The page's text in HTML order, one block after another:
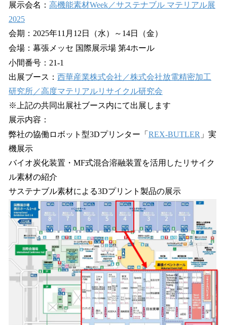
展示会名： 高機能素材Week／サステナブル マテリアル展
2025
会期：2025年11月12日（水）～14日（金）
会場：幕張メッセ 国際展示場 第4ホール
小間番号：21-1
出展ブース： 西華産業株式会社／株式会社放電精密加工
研究所／高度マテリアルリサイクル研究会
※上記の共同出展社ブース内にて出展します
展示内容：
弊社の協働ロボット型3Dプリンター「 REX-BUTLER 」実
機展示
バイオ炭化装置・MF式混合溶融装置を活用したリサイク
ル素材の紹介
サステナブル素材による3Dプリント製品の展示